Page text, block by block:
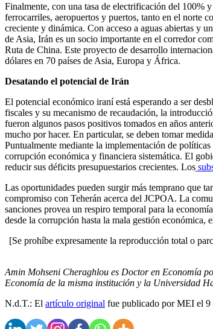
Finalmente, con una tasa de electrificación del 100%
ferrocarriles, aeropuertos y puertos, tanto en el norte
creciente y dinámica. Con acceso a aguas abiertas y
de Asia, Irán es un socio importante en el corredor
Ruta de China. Este proyecto de desarrollo
dólares en 70 países de Asia, Europa y África.
Desatando el potencial de Irán
El potencial económico iraní está esperando a ser
fiscales y su mecanismo de recaudación, la
fueron algunos pasos positivos tomados en años
mucho por hacer. En particular, se deben tomar
Puntualmente mediante la implementación de
corrupción económica y financiera sistemática. El
reducir sus déficits presupuestarios crecientes. Los
Las oportunidades pueden surgir más temprano que
compromiso con Teherán acerca del JCPOA. La
sanciones provea un respiro temporal para la
desde la corrupción hasta la mala gestión económica,
[Se prohíbe expresamente la reproducción total o
Amin Mohseni Cheraghlou es Doctor en Economía
Economía de la misma institución y la Universidad
N.d.T.: El artículo original fue publicado por MEI el 9